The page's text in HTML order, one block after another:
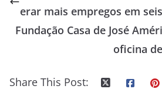
erar mais empregos em
Fundação Casa de José
oficina
Share This Post: